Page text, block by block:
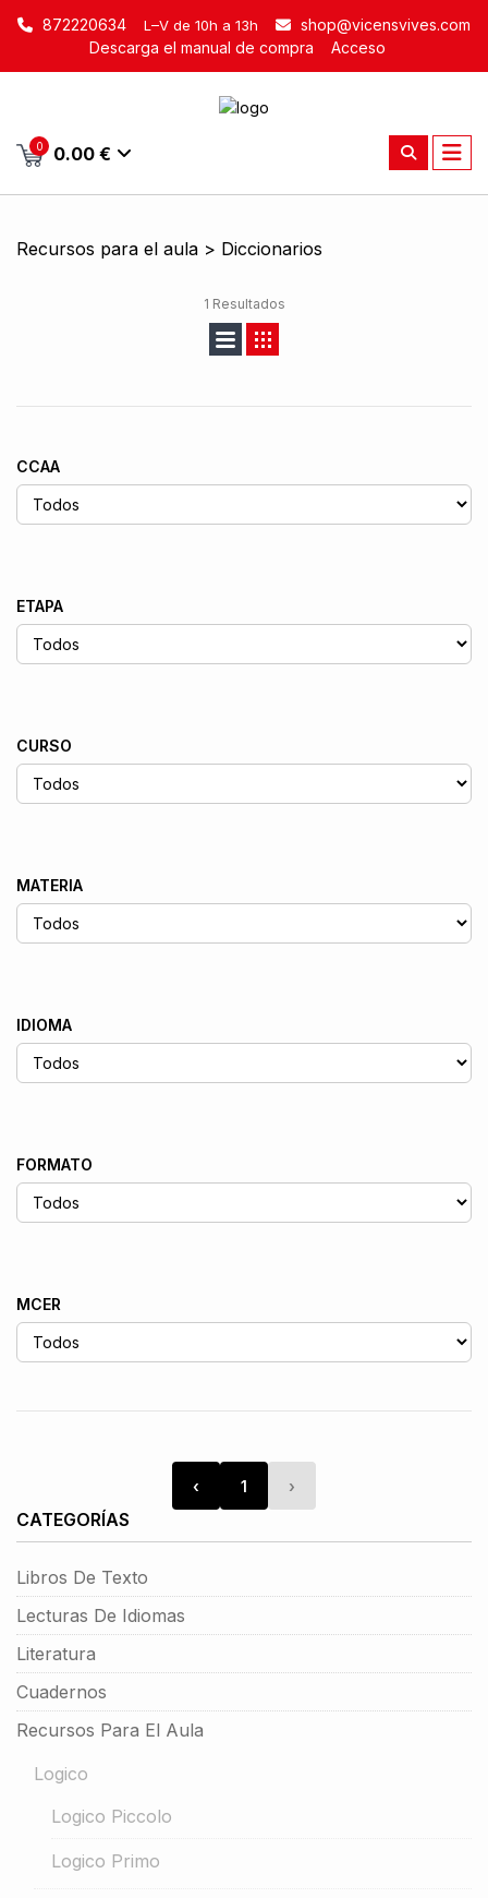
872220634 L–V de 10h a 13h
shop@vicensvives.com
Descarga el manual de compra
Acceso
0 0.00 €
Recursos para el aula > Diccionarios
1 Resultados
CCAA
ETAPA
CURSO
MATERIA
IDIOMA
FORMATO
MCER
‹ 1 ›
CATEGORÍAS
Libros De Texto
Lecturas De Idiomas
Literatura
Cuadernos
Recursos Para El Aula
Logico
Logico Piccolo
Logico Primo